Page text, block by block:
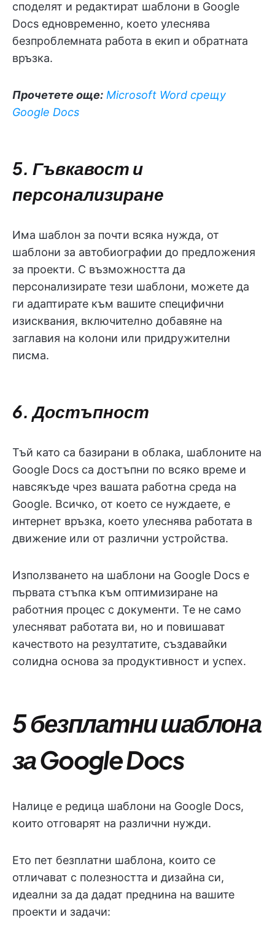
споделят и редактират шаблони в Google
Docs едновременно, което улеснява
безпроблемната работа в екип и обратната
връзка.
Прочетете още: Microsoft Word срещу
Google Docs
5. Гъвкавост и
персонализиране
Има шаблон за почти всяка нужда, от
шаблони за автобиографии до предложения
за проекти. С възможността да
персонализирате тези шаблони, можете да
ги адаптирате към вашите специфични
изисквания, включително добавяне на
заглавия на колони или придружителни
писма.
6. Достъпност
Тъй като са базирани в облака, шаблоните на
Google Docs са достъпни по всяко време и
навсякъде чрез вашата работна среда на
Google. Всичко, от което се нуждаете, е
интернет връзка, което улеснява работата в
движение или от различни устройства.
Използването на шаблони на Google Docs е
първата стъпка към оптимизиране на
работния процес с документи. Те не само
улесняват работата ви, но и повишават
качеството на резултатите, създавайки
солидна основа за продуктивност и успех.
5 безплатни шаблона
за Google Docs
Налице е редица шаблони на Google Docs,
които отговарят на различни нужди.
Ето пет безплатни шаблона, които се
отличават с полезността и дизайна си,
идеални за да дадат преднина на вашите
проекти и задачи: